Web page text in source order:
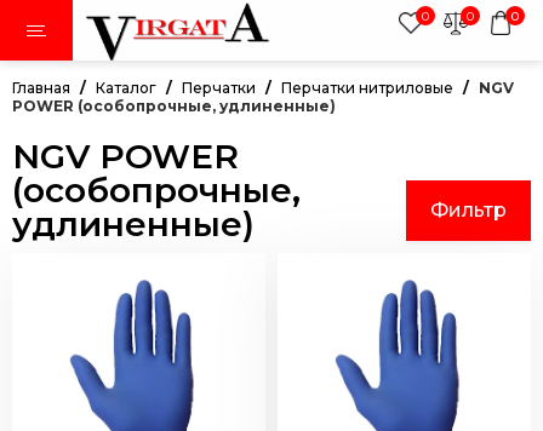
0 0 0
Главная Каталог Перчатки Перчатки нитриловые
NGV
POWER (особопрочные, удлиненные)
NGV POWER
(особопрочные,
удлиненные)
Фильтр
по алфавиту по цене по рейтингу